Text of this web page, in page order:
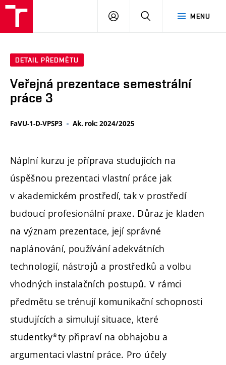
MENU
PŘIHLÁSIT
DETAIL PŘEDMĚTU
Veřejná prezentace semestrální
práce 3
FaVU-1-D-VPSP3 Ak. rok: 2024/2025
Náplní kurzu je příprava studujících na
úspěšnou prezentaci vlastní práce jak
v akademickém prostředí, tak v prostředí
budoucí profesionální praxe. Důraz je kladen
na význam prezentace, její správné
naplánování, používání adekvátních
technologií, nástrojů a prostředků a volbu
vhodných instalačních postupů. V rámci
předmětu se trénují komunikační schopnosti
studujících a simulují situace, které
studentky*ty připraví na obhajobu a
argumentaci vlastní práce. Pro účely